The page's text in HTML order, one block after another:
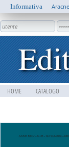
HOME CATALOGO
Informativa